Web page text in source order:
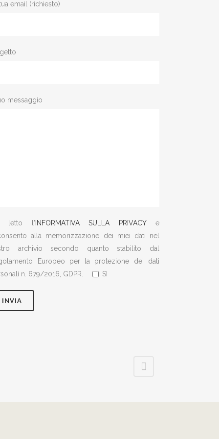
tua email (richiesto)
messaggio
letto l' INFORMATIVA SULLA PRIVACYe
alla memorizzazione dei miei dati nel
archivio secondo quanto stabilito dal
Europeo per la protezione dei dati
n. 679/2016, GDPR.
SI